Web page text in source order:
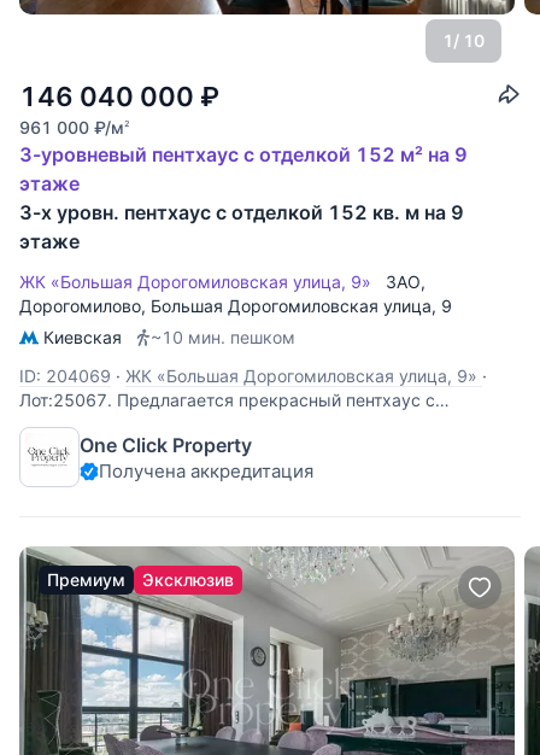
1/ 10
146 040 000 ₽
961 000 ₽/м2
3-уровневый пентхаус с отделкой 152 м² на 9
этаже
3-х уровн. пентхаус с отделкой 152 кв. м на 9
этаже
ЖК «Большая Дорогомиловская улица, 9» ЗАО,
Дорогомилово, Большая Дорогомиловская улица, 9
Киевская
~10 мин. пешком
ID: 204069 · ЖК «Большая Дорогомиловская улица, 9» ·
Лот:25067. Предлагается прекрасный пентхаус с
настоящим камином в сталинском доме на Большой
Дорогомиловской улице. Из окон открывается
великолепный вид на "Москва-Сити" и зеленый тихий двор.
One Click Property
Получена аккредитация
Премиум Эксклюзив